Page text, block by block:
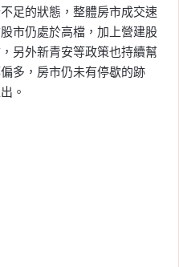
足的狀態，整體房市成交速
市仍處於高檔，加上營建股
另外新青安等政策也持續幫
多，房市仍未有停歇的跡
。